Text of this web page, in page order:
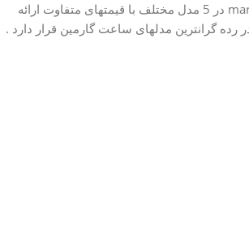
ساعت گارمین سری marq در 5 مدل مختلف با قیمتهای متفاوت ارائه
گرانترین مدلهای ساعت گارمین قرار دارد .